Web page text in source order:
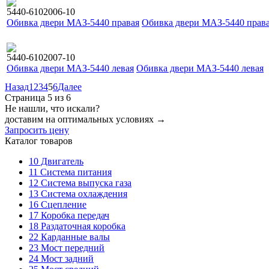
5440-6102006-10
Обивка двери МАЗ-5440 правая Обивка двери МАЗ-5440
5440-6102007-10
Обивка двери МАЗ-5440 левая Обивка двери МАЗ-5440 левая
Назад1 23456Далее
Страница 5 из 6
Не нашли, что искали?
доставим на оптимальных условиях →
Запросить цену
Каталог товаров
10 Двигатель
11 Система питания
12 Система выпуска газа
13 Система охлаждения
16 Сцепление
17 Коробка передач
18 Раздаточная коробка
22 Карданные валы
23 Мост передний
24 Мост задний